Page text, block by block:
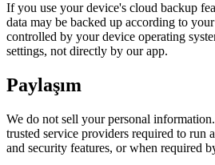
If you use your device's cloud backup
data may be backed up according to
controlled by your device operating
settings, not directly by our app.
Paylaşım
We do not sell your personal
trusted service providers required to run
and security features, or when required